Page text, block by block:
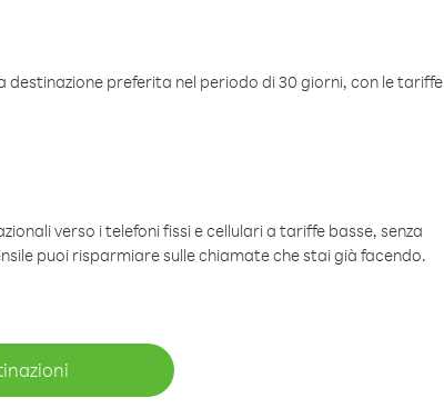
preferita nel periodo di 30 giorni, con le tariffe
verso i telefoni fissi e cellulari a tariffe basse, senza
puoi risparmiare sulle chiamate che stai già facendo.